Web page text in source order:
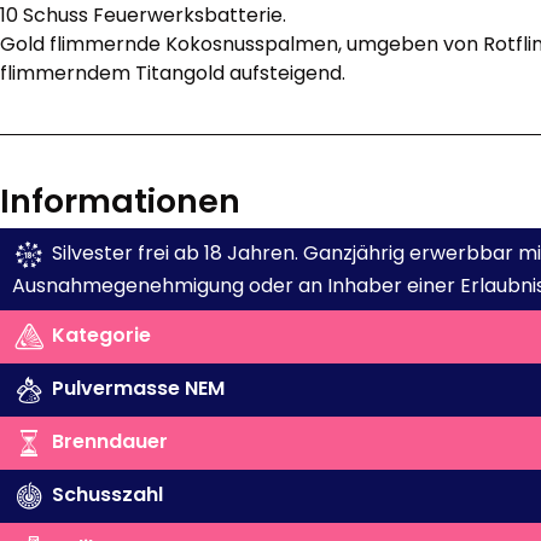
10 Schuss Feuerwerksbatterie.
Gold flimmernde Kokosnusspalmen, umgeben von
flimmerndem Titangold aufsteigend.
Informationen
Silvester frei ab 18 Jahren. Ganzjährig erwerbbar
Ausnahmegenehmigung oder an Inhaber einer
Kategorie
Pulvermasse NEM
Brenndauer
Schusszahl